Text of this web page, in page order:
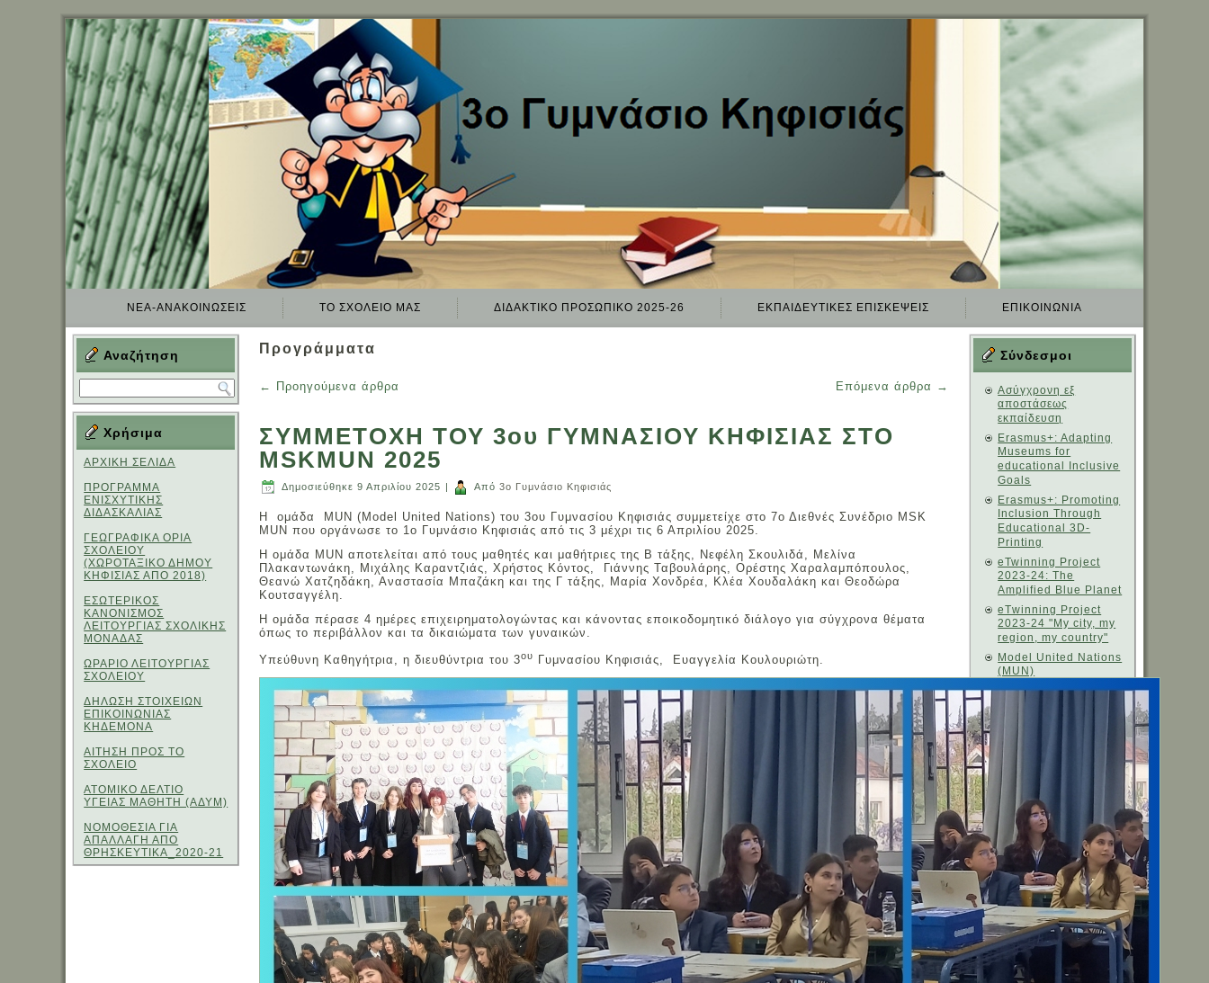
ΝΈΑ-ΑΝΑΚΟΙΝΏΣΕΙΣ TO ΣΧΟΛΕΊΟ ΜΑΣ ΔΙΔΑΚΤΙΚΌ ΠΡΟΣΩΠΙΚΌ 2025-26 ΕΚΠΑΙΔΕΥΤΙΚΈΣ ΕΠΙΣΚΈΨΕΙΣ ΕΠΙΚΟΙΝΩΝΊΑ
Αναζήτηση
Χρήσιμα
ΑΡΧΙΚΗ ΣΕΛΙΔΑ
ΠΡΟΓΡΑΜΜΑ
ΕΝΙΣΧΥΤΙΚΗΣ
ΔΙΔΑΣΚΑΛΙΑΣ
ΓΕΩΓΡΑΦΙΚΑ ΟΡΙΑ
ΣΧΟΛΕΙΟΥ
(ΧΩΡΟΤΑΞΙΚΟ ΔΗΜΟΥ
ΚΗΦΙΣΙΑΣ ΑΠΟ 2018)
ΕΣΩΤΕΡΙΚΟΣ
ΚΑΝΟΝΙΣΜΟΣ
ΛΕΙΤΟΥΡΓΙΑΣ ΣΧΟΛΙΚΗΣ
ΜΟΝΑΔΑΣ
ΩΡΑΡΙΟ ΛΕΙΤΟΥΡΓΙΑΣ
ΣΧΟΛΕΙΟΥ
ΔΗΛΩΣΗ ΣΤΟΙΧΕΙΩΝ
ΕΠΙΚΟΙΝΩΝΙΑΣ
ΚΗΔΕΜΟΝΑ
ΑΙΤΗΣΗ ΠΡΟΣ ΤΟ
ΣΧΟΛΕΙΟ
ΑΤΟΜΙΚΟ ΔΕΛΤΙΟ
ΥΓΕΙΑΣ ΜΑΘΗΤΗ (ΑΔΥΜ)
ΝΟΜΟΘΕΣΙΑ ΓΙΑ
ΑΠΑΛΛΑΓΗ ΑΠΟ
ΘΡΗΣΚΕΥΤΙΚΑ_2020-21
Προγράμματα
← Προηγούμενα άρθρα Επόμενα άρθρα →
ΣΥΜΜΕΤΟΧΗ ΤΟΥ 3ου ΓΥΜΝΑΣΙΟΥ ΚΗΦΙΣΙΑΣ ΣΤΟ
MSKMUN 2025
Δημοσιεύθηκε 9 Απριλίου 2025 | Από 3ο Γυμνάσιο Κηφισιάς
Η ομάδα ΜUN (Model United Nations) του 3ου Γυμνασίου Κηφισιάς συμμετείχε στο 7ο Διεθνές Συνέδριο MSK
MUN που οργάνωσε το 1ο Γυμνάσιο Κηφισιάς από τις 3 μέχρι τις 6 Απριλίου 2025.
Η ομάδα MUN αποτελείται από τους μαθητές και μαθήτριες της Β τάξης, Νεφέλη Σκουλιδά, Μελίνα
Πλακαντωνάκη, Μιχάλης Καραντζιάς, Χρήστος Κόντος, Γιάννης Ταβουλάρης, Ορέστης Χαραλαμπόπουλος,
Θεανώ Χατζηδάκη, Αναστασία Μπαζάκη και της Γ τάξης, Μαρία Χονδρέα, Κλέα Χουδαλάκη και Θεοδώρα
Κουτσαγγέλη.
Η ομάδα πέρασε 4 ημέρες επιχειρηματολογώντας και κάνοντας εποικοδομητικό διάλογο για σύγχρονα θέματα
όπως το περιβάλλον και τα δικαιώματα των γυναικών.
Υπεύθυνη Καθηγήτρια, η διευθύντρια του 3ου Γυμνασίου Κηφισιάς, Ευαγγελία Κουλουριώτη.
Σύνδεσμοι
Aσύγχρονη εξ
αποστάσεως
εκπαίδευση
Erasmus+: Adapting
Museums for
educational Inclusive
Goals
Erasmus+: Promoting
Inclusion Through
Educational 3D-
Printing
eTwinning Project
2023-24: The
Amplified Blue Planet
eΤwinning Project
2023-24 "My city, my
region, my country"
Model United Nations
(MUN)
Εκπαιδευτική
Προγραμματισμού
παράνομο περιεχόμενο
του 'Ιντερνετ
Η Σχολική Εφημερίδα
του 3ου Γυμνασίου
Κηφισιάς
Ο Σύλλογος Γονέων
και Κηδεμόνων 3ου
Γυμνασίου Κηφισιάς
Σύγχρονη εξ
αποστάσεως
εκπαίδευση